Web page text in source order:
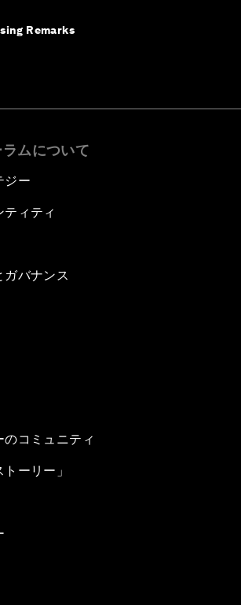
Remarks
ムについて
ジー
ィティ
ガバナンス
コミュニティ
ーリー」